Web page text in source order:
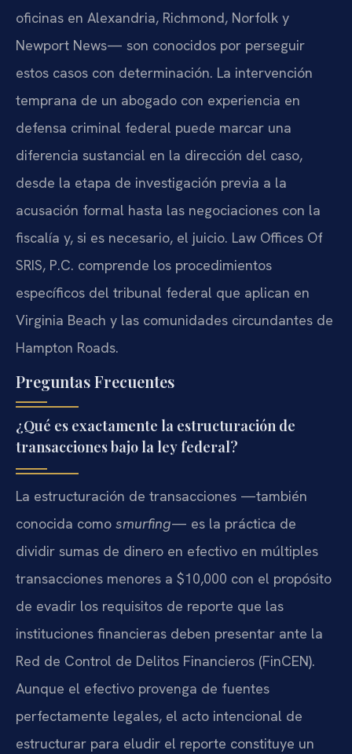
oficinas en Alexandria, Richmond, Norfolk y
Newport News— son conocidos por perseguir
estos casos con determinación. La intervención
temprana de un abogado con experiencia en
defensa criminal federal puede marcar una
diferencia sustancial en la dirección del caso,
desde la etapa de investigación previa a la
acusación formal hasta las negociaciones con la
fiscalía y, si es necesario, el juicio. Law Offices Of
SRIS, P.C. comprende los procedimientos
específicos del tribunal federal que aplican en
Virginia Beach y las comunidades circundantes de
Hampton Roads.
Preguntas Frecuentes
¿Qué es exactamente la estructuración de
transacciones bajo la ley federal?
La estructuración de transacciones —también
conocida como smurfing— es la práctica de
dividir sumas de dinero en efectivo en múltiples
transacciones menores a $10,000 con el propósito
de evadir los requisitos de reporte que las
instituciones financieras deben presentar ante la
Red de Control de Delitos Financieros (FinCEN).
Aunque el efectivo provenga de fuentes
perfectamente legales, el acto intencional de
estructurar para eludir el reporte constituye un